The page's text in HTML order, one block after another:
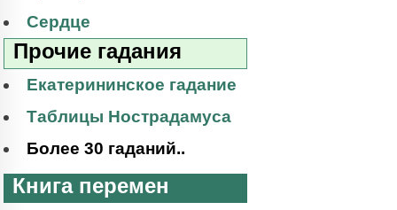
Сердце
Прочие гадания
Екатерининское гадание
Таблицы Нострадамуса
Более 30 гаданий..
Книга перемен